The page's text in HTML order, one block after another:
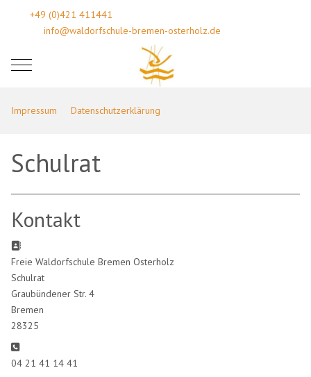
+49 (0)421 411441
info@waldorfschule-bremen-osterholz.de
Mobile Menu Toggle
Impressum Datenschutzerklärung
Schulrat
Kontakt
Adresse:
Freie Waldorfschule Bremen Osterholz
Schulrat
Graubündener Str. 4
Bremen
28325
Telefon:
04 21 41 14 41